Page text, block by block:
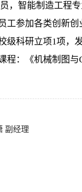
，智能制造工程
工参加各类创新
级科研立项1项，
程：《机械制图
副经理